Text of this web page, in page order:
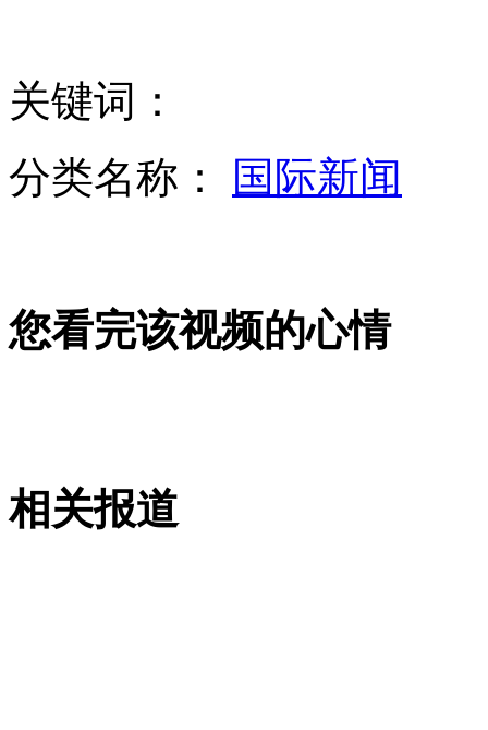
情人节恰逢春节 花价大“跳水”
老外花费一百万购买五吨鞭炮燃放
山西运城恶犬咬伤多人 警民合力深夜将其击毙
无痛分娩是否安全 医生回应
关键词：
分类名称：
国际新闻
您看完该视频的心情
相关报道